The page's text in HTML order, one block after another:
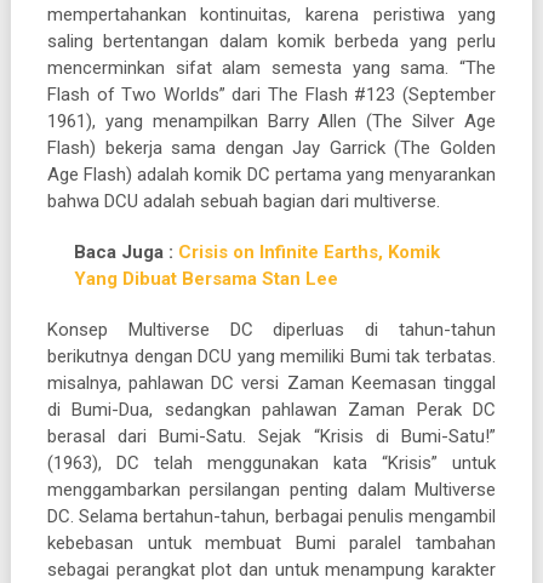
mempertahankan kontinuitas, karena peristiwa yang
saling bertentangan dalam komik berbeda yang perlu
mencerminkan sifat alam semesta yang sama. “The
Flash of Two Worlds” dari The Flash #123 (September
1961), yang menampilkan Barry Allen (The Silver Age
Flash) bekerja sama dengan Jay Garrick (The Golden
Age Flash) adalah komik DC pertama yang menyarankan
bahwa DCU adalah sebuah bagian dari multiverse.
Baca Juga : Crisis on Infinite Earths, Komik
Yang Dibuat Bersama Stan Lee
Konsep Multiverse DC diperluas di tahun-tahun
berikutnya dengan DCU yang memiliki Bumi tak terbatas.
misalnya, pahlawan DC versi Zaman Keemasan tinggal
di Bumi-Dua, sedangkan pahlawan Zaman Perak DC
berasal dari Bumi-Satu. Sejak “Krisis di Bumi-Satu!”
(1963), DC telah menggunakan kata “Krisis” untuk
menggambarkan persilangan penting dalam Multiverse
DC. Selama bertahun-tahun, berbagai penulis mengambil
kebebasan untuk membuat Bumi paralel tambahan
sebagai perangkat plot dan untuk menampung karakter